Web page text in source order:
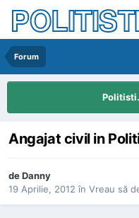
Forum
Angajat civil in
deDanny
19 Aprilie, 2012 în Vreau să